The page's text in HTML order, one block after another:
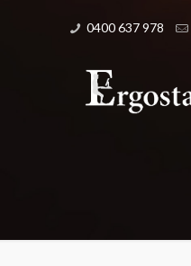
0400 637 978